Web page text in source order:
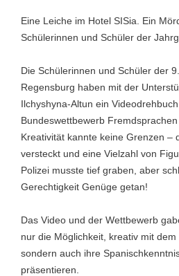
Eine Leiche im Hotel SISia. Ein
Schülerinnen und Schüler der
Die Schülerinnen und Schüler der
Regensburg haben mit der
Ilchyshyna-Altun ein
Bundeswettbewerb
Kreativität kannte keine Grenzen –
versteckt und eine Vielzahl von
Polizei musste tief graben, aber
Gerechtigkeit Genüge getan!
Das Video und der Wettbewerb
nur die Möglichkeit, kreativ mit dem
sondern auch ihre
präsentieren.